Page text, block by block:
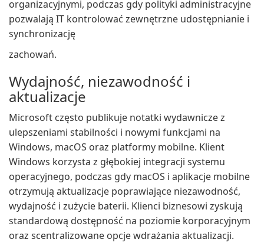
organizacyjnymi, podczas gdy polityki administracyjne
pozwalają IT kontrolować zewnętrzne udostępnianie i
synchronizację
zachowań.
Wydajność, niezawodność i
aktualizacje
Microsoft często publikuje notatki wydawnicze z
ulepszeniami stabilności i nowymi funkcjami na
Windows, macOS oraz platformy mobilne. Klient
Windows korzysta z głębokiej integracji systemu
operacyjnego, podczas gdy macOS i aplikacje mobilne
otrzymują aktualizacje poprawiające niezawodność,
wydajność i zużycie baterii. Klienci biznesowi zyskują
standardową dostępność na poziomie korporacyjnym
oraz scentralizowane opcje wdrażania aktualizacji.